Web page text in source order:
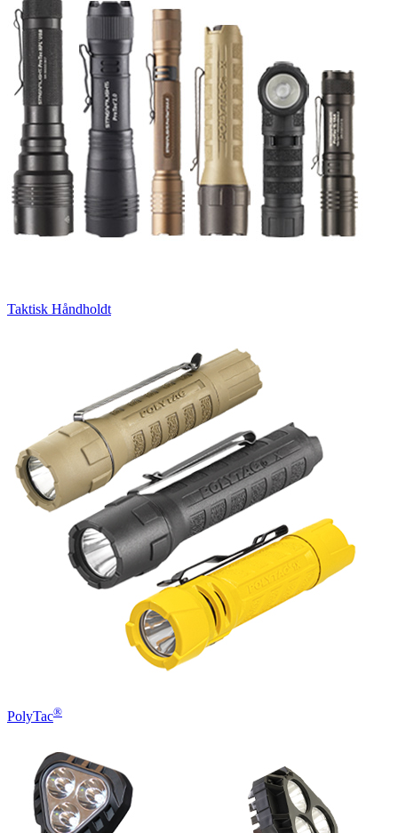
Taktisk Håndholdt
PolyTac®